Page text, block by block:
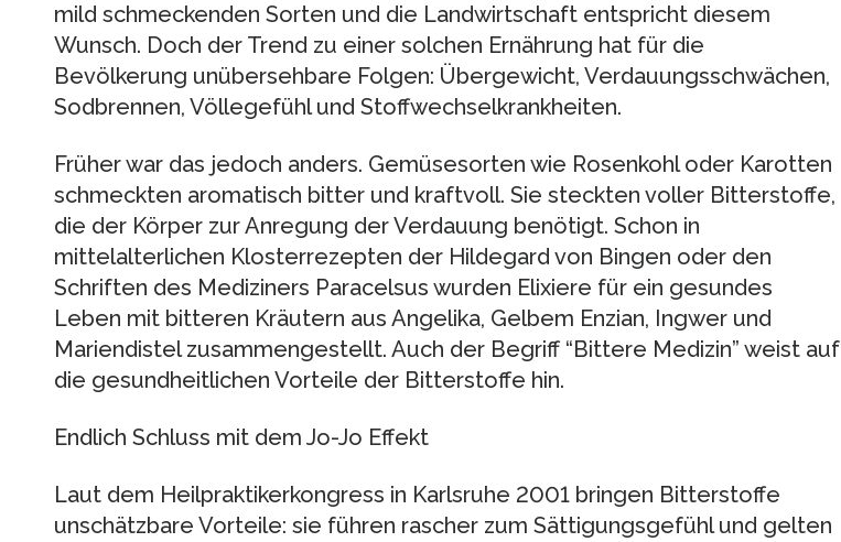
mild schmeckenden Sorten und die Landwirtschaft entspricht diesem
Wunsch. Doch der Trend zu einer solchen Ernährung hat für die
Bevölkerung unübersehbare Folgen: Übergewicht, Verdauungsschwächen,
Sodbrennen, Völlegefühl und Stoffwechselkrankheiten.
Früher war das jedoch anders. Gemüsesorten wie Rosenkohl oder Karotten
schmeckten aromatisch bitter und kraftvoll. Sie steckten voller Bitterstoffe,
die der Körper zur Anregung der Verdauung benötigt. Schon in
mittelalterlichen Klosterrezepten der Hildegard von Bingen oder den
Schriften des Mediziners Paracelsus wurden Elixiere für ein gesundes
Leben mit bitteren Kräutern aus Angelika, Gelbem Enzian, Ingwer und
Mariendistel zusammengestellt. Auch der Begriff “Bittere Medizin” weist auf
die gesundheitlichen Vorteile der Bitterstoffe hin.
Endlich Schluss mit dem Jo-Jo Effekt
Laut dem Heilpraktikerkongress in Karlsruhe 2001 bringen Bitterstoffe
unschätzbare Vorteile: sie führen rascher zum Sättigungsgefühl und gelten